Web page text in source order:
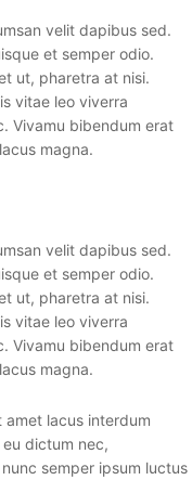
velit dapibus sed.
et semper odio.
ut, pharetra at nisi.
vitae leo viverra
Vivamu bibendum erat
magna.
velit dapibus sed.
et semper odio.
ut, pharetra at nisi.
vitae leo viverra
Vivamu bibendum erat
magna.
amet lacus interdum
dictum nec,
semper ipsum luctus